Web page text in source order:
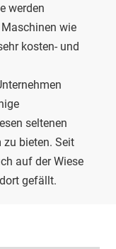
werden
wie
kosten- und
seltenen
zu bieten. Seit
auf der Wiese
gefällt.